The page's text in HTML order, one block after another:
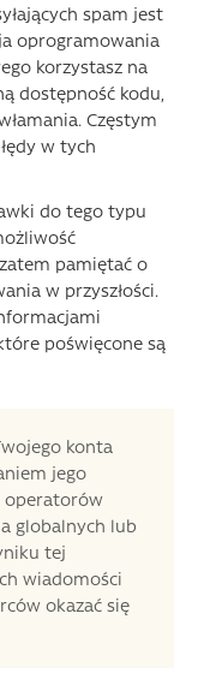
spam jest
oprogramowania
korzystasz na
dostępność kodu,
Częstym
w tych
do tego typu
pamiętać o
w przyszłości.
poświęcone są
konta
jego
operatorów
globalnych lub
tej
wiadomości
okazać się